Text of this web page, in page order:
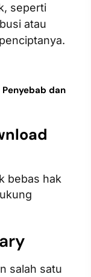
seperti
atau
dan
bebas hak
salah satu